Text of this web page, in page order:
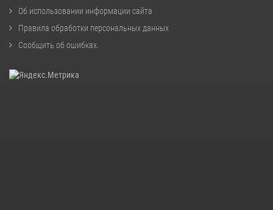
Об использовании информации сайта
Правила обработки персональных данных
Сообщить об ошибках